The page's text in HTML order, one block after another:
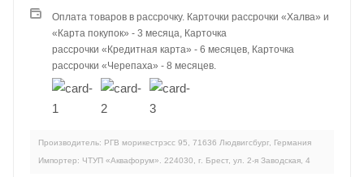
Оплата товаров в рассрочку. Карточки рассрочки «Халва» и
«Карта покупок» - 3 месяца, Карточка
рассрочки «Кредитная карта» - 6 месяцев, Карточка
рассрочки «Черепаха» - 8 месяцев.
Производитель: РГВ морикестрэсс 95, 71636 Людвигсбург, Германия
Импортер: ЧТУП «Аквафорум». 224030, г. Брест, ул. 2-я Заводская, 4